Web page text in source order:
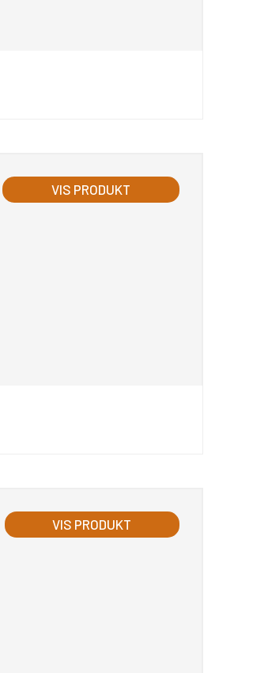
VIS PRODUKT
VIS PRODUKT